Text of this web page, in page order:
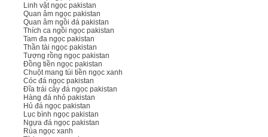
Linh vật ngọc pakistan
Quan âm ngọc pakistan
Quan âm ngồi đá pakistan
Thích ca ngồi ngọc pakistan
Tam đa ngọc pakistan
Thần tài ngọc pakistan
Tượng rồng ngọc pakistan
Đồng tiền ngọc pakistan
Chuột mang túi tiền ngọc xanh
Cóc đá ngọc pakistan
Đĩa trái cây đá ngọc pakistan
Hàng đá nhỏ pakistan
Hủ đá ngọc pakistan
Lục bình ngọc pakistan
Ngựa đá ngọc pakistan
Rùa ngọc xanh